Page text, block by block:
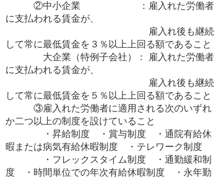
②中小企業 ：雇入れた労働者
に支払われる賃金が、
雇入れ後も継続
して常に最低賃金を３％以上上回る額であること
大企業（特例子会社）： 雇入れた労働者
に支払われる賃金が、
雇入れ後も継続
して常に最低賃金を５％以上上回る額であること
③雇入れた労働者に適用される次のいずれ
か二つ以上の制度を設けていること
・昇給制度 ・賞与制度 ・通院有給休
暇または病気有給休暇制度 ・テレワーク制度
・フレックスタイム制度 ・通勤緩和制
度 ・時間単位での年次有給休暇制度 ・永年勤